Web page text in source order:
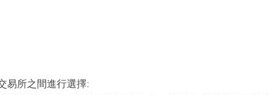
易所之間進行選擇: